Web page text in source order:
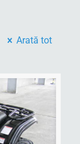
Arată tot